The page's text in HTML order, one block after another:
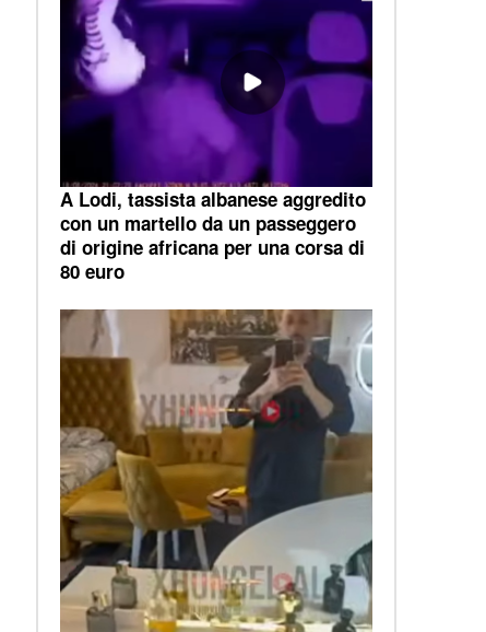
A Lodi, tassista albanese aggredito
con un martello da un passeggero
di origine africana per una corsa di
80 euro